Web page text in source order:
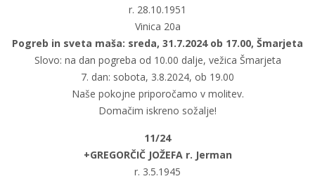
r. 28.10.1951
Vinica 20a
Pogreb in sveta maša: sreda, 31.7.2024 ob 17.00, Šmarjeta
Slovo: na dan pogreba od 10.00 dalje, vežica Šmarjeta
7. dan: sobota, 3.8.2024, ob 19.00
Naše pokojne priporočamo v molitev.
Domačim iskreno sožalje!
11/24
+GREGORČIČ JOŽEFA r. Jerman
r. 3.5.1945